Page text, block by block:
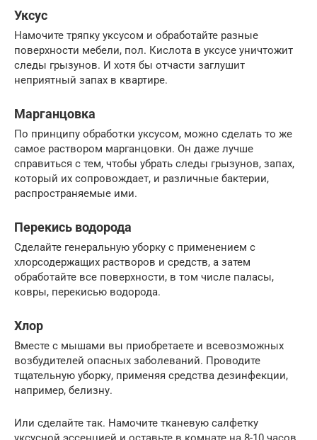
Уксус
Намочите тряпку уксусом и обработайте разные
поверхности мебели, пол. Кислота в уксусе уничтожит
следы грызунов. И хотя бы отчасти заглушит
неприятный запах в квартире.
Марганцовка
По принципу обработки уксусом, можно сделать то же
самое раствором марганцовки. Он даже лучше
справиться с тем, чтобы убрать следы грызунов, запах,
который их сопровождает, и различные бактерии,
распространяемые ими.
Перекись водорода
Сделайте генеральную уборку с применением с
хлорсодержащих растворов и средств, а затем
обработайте все поверхности, в том числе паласы,
ковры, перекисью водорода.
Хлор
Вместе с мышами вы приобретаете и всевозможных
возбудителей опасных заболеваний. Проводите
тщательную уборку, применяя средства дезинфекции,
например, белизну.
Или сделайте так. Намочите тканевую салфетку